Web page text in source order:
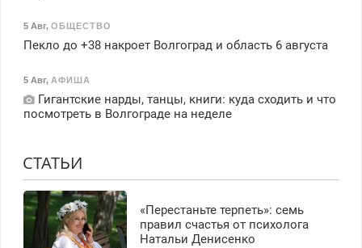
5 Авг, ОБЩЕСТВО
Пекло до +38 накроет Волгоград и область 6 августа
5 Авг, АФИША
Гигантские нарды, танцы, книги: куда сходить и что
посмотреть в Волгограде на неделе
СТАТЬИ
«Перестаньте терпеть»: семь
правил счастья от психолога
Натальи Денисенко